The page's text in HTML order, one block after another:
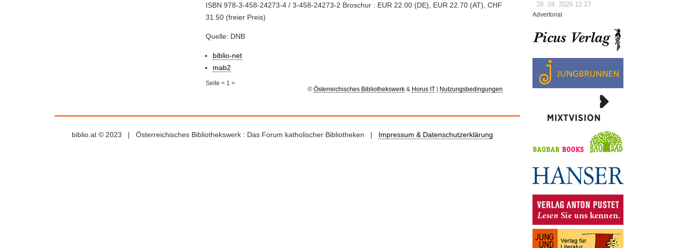
ISBN 978-3-458-24273-4 / 3-458-24273-2 Broschur : EUR 22.00 (DE), EUR 22.70 (AT), CHF
31.50 (freier Preis)
Quelle: DNB
biblio-net
mab2
Seite< 1 >
© Österreichisches Bibliothekswerk& Horus IT Nutzungsbedingungen
biblio.at © 2023 | Österreichisches Bibliothekswerk : Das Forum katholischer Bibliotheken | Impressum & Datenschutzerklärung
28. 04. 2026 12:27
Advertorial